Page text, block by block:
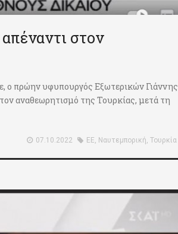
στον
ο πρώην υφυπουργός Εξωτερικών Γιάννης
αναθεωρητισμό της Τουρκίας, μετά τη
07.10.2022 ΕΕ, Ναυτεμπορική, Τουρκία